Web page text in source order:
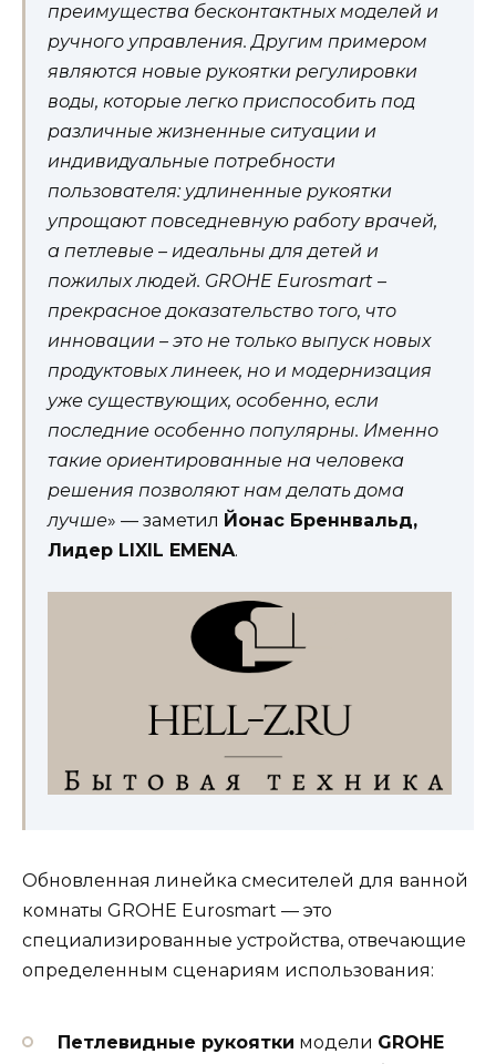
преимущества бесконтактных моделей и
ручного управления. Другим примером
являются новые рукоятки регулировки
воды, которые легко приспособить под
различные жизненные ситуации и
индивидуальные потребности
пользователя: удлиненные рукоятки
упрощают повседневную работу врачей,
а петлевые – идеальны для детей и
пожилых людей. GROHE Eurosmart –
прекрасное доказательство того, что
инновации – это не только выпуск новых
продуктовых линеек, но и модернизация
уже существующих, особенно, если
последние особенно популярны. Именно
такие ориентированные на человека
решения позволяют нам делать дома
лучше» — заметил Йонас Бреннвальд,
Лидер LIXIL EMENA.
Обновленная линейка смесителей для ванной
комнаты GROHE Eurosmart — это
специализированные устройства, отвечающие
определенным сценариям использования:
Петлевидные рукоятки модели GROHE